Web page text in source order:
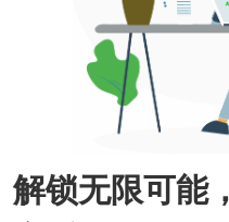
解锁无限可能，